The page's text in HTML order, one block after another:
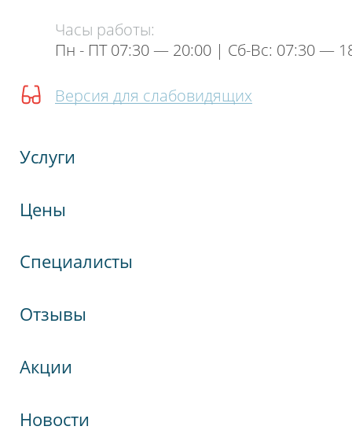
Часы работы:
Пн - ПТ 07:30 — 20:00 | Cб-Вс: 07:30 —
Версия для слабовидящих
Услуги
Цены
Специалисты
Отзывы
Акции
Новости